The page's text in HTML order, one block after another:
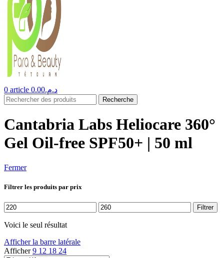
0 article د.م.0.00
Recherche
Cantabria Labs Heliocare 360°
Gel Oil-free SPF50+ | 50 ml
Fermer
Filtrer les produits par prix
Prix
min
Prix
max
Filtrer
Voici le seul résultat
Afficher la barre latérale
Afficher9 12 18 24